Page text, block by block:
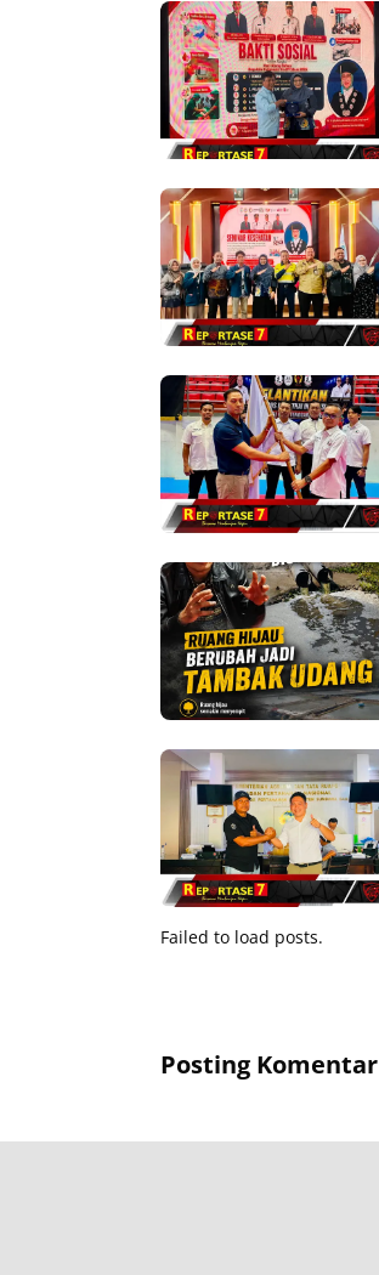
Failed to load posts.
Posting Komentar